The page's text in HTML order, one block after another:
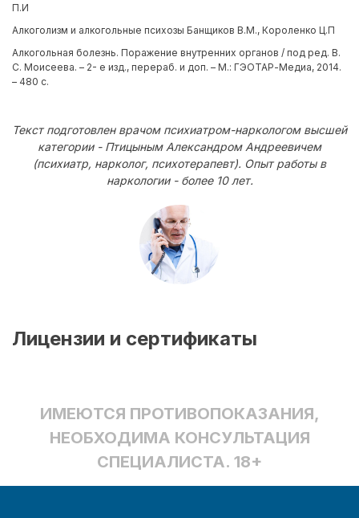
П.И
Алкоголизм и алкогольные психозы Банщиков В.М., Короленко Ц.П
Алкогольная болезнь. Поражение внутренних органов / под ред. В.
С. Моисеева. – 2- е изд., перераб. и доп. – М.: ГЭОТАР-Медиа, 2014.
– 480 с.
Текст подготовлен врачом психиатром-наркологом высшей
категории - Птицыным Александром Андреевичем
(психиатр, нарколог, психотерапевт). Опыт работы в
наркологии - более 10 лет.
Лицензии и сертификаты
ИМЕЮТСЯ ПРОТИВОПОКАЗАНИЯ,
НЕОБХОДИМА КОНСУЛЬТАЦИЯ
СПЕЦИАЛИСТА. 18+